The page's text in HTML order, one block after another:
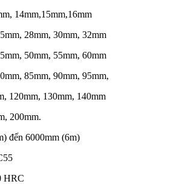
14mm,15mm,16mm
28mm, 30mm, 32mm
50mm, 55mm, 60mm
85mm, 90mm, 95mm,
120mm, 130mm, 140mm
200mm.
đến 6000mm (6m)
HRC